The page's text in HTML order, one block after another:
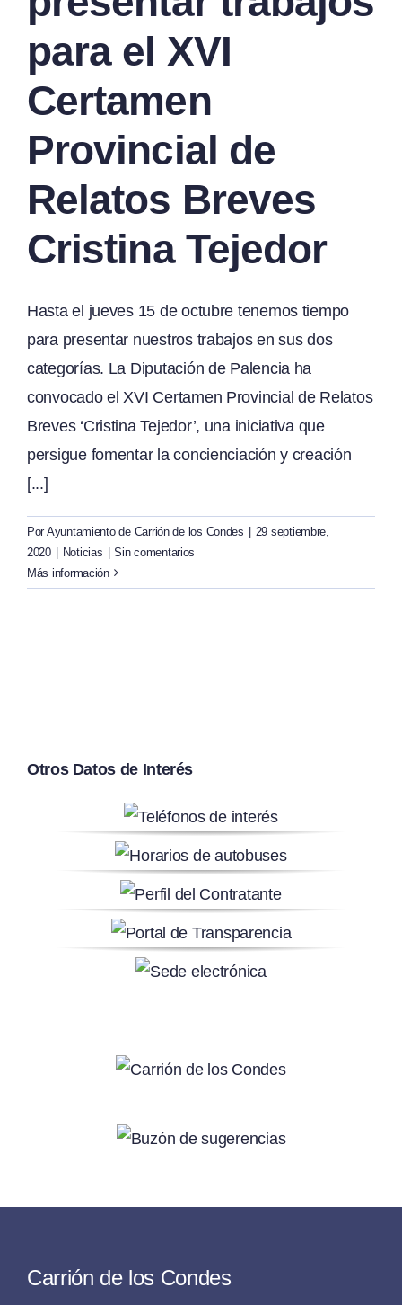
para el XVI
Certamen
Provincial de
Relatos Breves
Cristina Tejedor
Hasta el jueves 15 de octubre tenemos tiempo
para presentar nuestros trabajos en sus dos
categorías. La Diputación de Palencia ha
convocado el XVI Certamen Provincial de Relatos
Breves ‘Cristina Tejedor’, una iniciativa que
persigue fomentar la concienciación y creación
[...]
Por Ayuntamiento de Carrión de los Condes
29 septiembre,
2020
Noticias
Sin comentarios
Más información
Otros Datos de Interés
Carrión de los Condes